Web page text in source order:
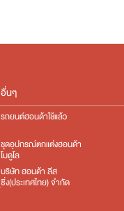
อื่นๆ
รถยนต์ฮอนด้าใช้แล้ว
ชุดอุปกรณ์ตกแต่ง​ฮอนด้า
โมดูโล
บริษัท ฮอนด้า ลีส
ซิ่ง(ประเทศไทย) จำกัด